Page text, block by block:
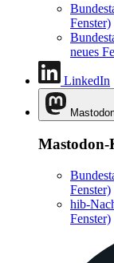
Fenster)
neues
LinkedIn
Mastodon-
Fenster)
hib-
Fenster)